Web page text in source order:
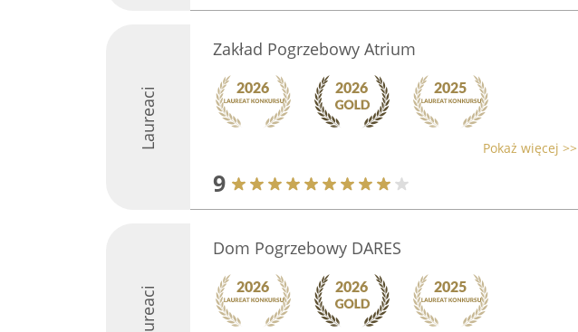
Laureaci
Zakład Pogrzebowy Atrium
Pokaż więcej >>
9
Laureaci
Dom Pogrzebowy DARES